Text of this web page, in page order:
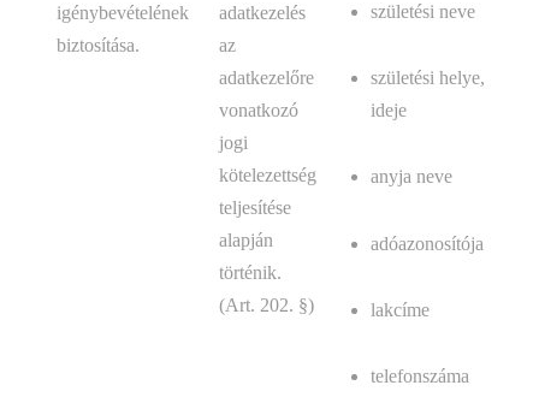
igénybevételének
biztosítása.
adatkezelés
az
adatkezelőre
vonatkozó
jogi
kötelezettség
teljesítése
alapján
történik.
(Art. 202. §)
születési neve
születési helye,
ideje
anyja neve
adóazonosítója
lakcíme
telefonszáma